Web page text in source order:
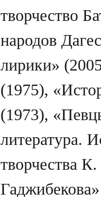
творчество
народов
лирики»
(1975),
(1973),
литература.
творчества